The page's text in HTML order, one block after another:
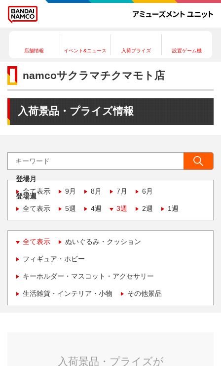
店舗情報 イベント&ニュース 入荷プライズ 設置ゲーム機
namcoサクラマチクマモト店
入荷景品・プライズ情報
登場月
全て表示
9月 8月 7月 6月
登場週
全て表示
5週 4週 3週 2週 1週
全て表示 ぬいぐるみ・クッション
フィギュア・ホビー
キーホルダー・マスコット・アクセサリー
生活雑貨・インテリア・小物 その他景品